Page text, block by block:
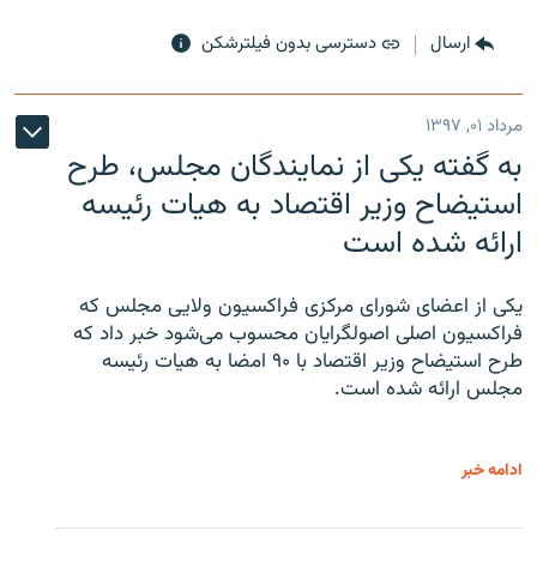
ارسال دسترسی بدون فیلترشکن
مرداد ۰۱, ۱۳۹۷
به گفته یکی از نمایندگان مجلس، طرح
استیضاح وزیر اقتصاد به هیات رئیسه
ارائه شده است
یکی از اعضای شورای مرکزی فراکسیون ولایی مجلس که
فراکسیون اصلی اصولگرایان محسوب می‌شود خبر داد که
طرح استیضاح وزیر اقتصاد با ۹۰ امضا به هیات رئیسه
مجلس ارائه شده است.
ادامه خبر